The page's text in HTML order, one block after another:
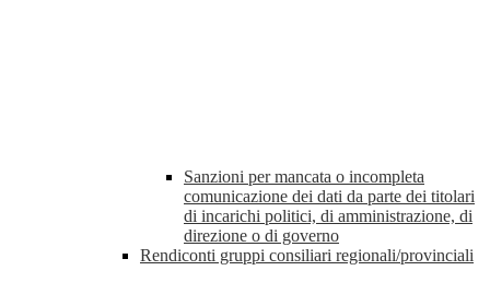
Sanzioni per mancata o incompleta
comunicazione dei dati da parte dei titolari
di incarichi politici, di amministrazione, di
direzione o di governo
Rendiconti gruppi consiliari regionali/provinciali